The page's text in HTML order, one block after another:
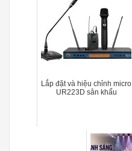
Lắp đặt và hiệu chỉnh micro
UR223D sân khấu